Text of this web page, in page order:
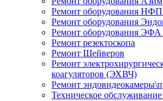
Ремонт оборудования
Ремонт оборудования
Ремонт оборудования
Ремонт резектоскопа
Ремонт Шейверов
Ремонт
коагуляторов (ЭХВЧ)
Ремонт
Техническое